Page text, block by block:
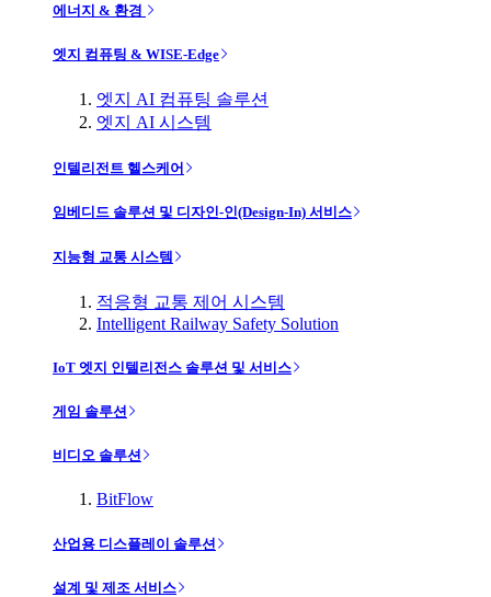
에너지 & 환경
엣지 컴퓨팅 & WISE-Edge
엣지 AI 컴퓨팅 솔루션
엣지 AI 시스템
인텔리전트 헬스케어
임베디드 솔루션 및 디자인-인(Design-In) 서비스
지능형 교통 시스템
적응형 교통 제어 시스템
Intelligent Railway Safety Solution
IoT 엣지 인텔리전스 솔루션 및 서비스
게임 솔루션
비디오 솔루션
BitFlow
산업용 디스플레이 솔루션
설계 및 제조 서비스